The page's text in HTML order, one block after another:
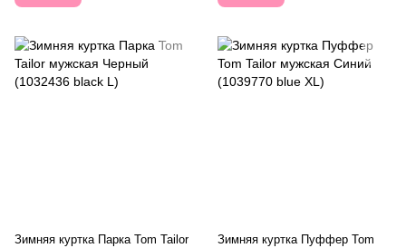
Зимняя куртка Парка Tom Tailor
Зимняя куртка Пуффер Tom